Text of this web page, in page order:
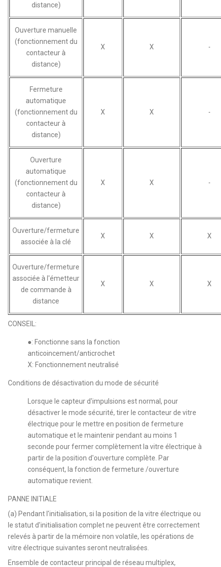
distance)
Ouverture manuelle
(fonctionnement du
contacteur à
distance)
X X -
Fermeture
automatique
(fonctionnement du
contacteur à
distance)
X X -
Ouverture
automatique
(fonctionnement du
contacteur à
distance)
X X -
Ouverture/fermeture
associée à la clé
X X X
Ouverture/fermeture
associée à l'émetteur
de commande à
distance
X X X
CONSEIL:
●: Fonctionne sans la fonction
anticoincement/anticrochet
X: Fonctionnement neutralisé
Conditions de désactivation du mode de sécurité
Lorsque le capteur d'impulsions est normal, pour
désactiver le mode sécurité, tirer le contacteur de vitre
électrique pour le mettre en position de fermeture
automatique et le maintenir pendant au moins 1
seconde pour fermer complètement la vitre électrique à
partir de la position d'ouverture complète. Par
conséquent, la fonction de fermeture /ouverture
automatique revient.
PANNE INITIALE
(a) Pendant l'initialisation, si la position de la vitre électrique ou
le statut d'initialisation complet ne peuvent être correctement
relevés à partir de la mémoire non volatile, les opérations de
vitre électrique suivantes seront neutralisées.
Ensemble de contacteur principal de réseau multiplex,